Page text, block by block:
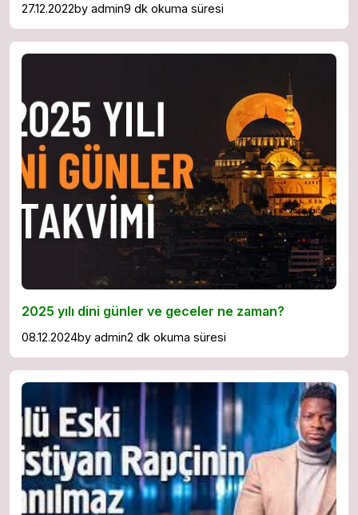
27.12.2022by admin9 dk okuma süresi
2025 yılı dini günler ve geceler ne zaman?
08.12.2024by admin2 dk okuma süresi